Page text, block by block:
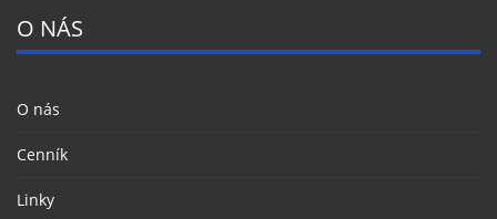
O NÁS
O nás
Cenník
Linky